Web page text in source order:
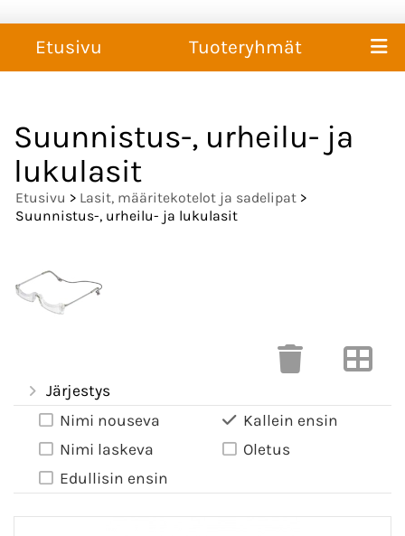
Etusivu Tuoteryhmät
Suunnistus-, urheilu- ja
lukulasit
Etusivu > Lasit, määritekotelot ja sadelipat >
Suunnistus-, urheilu- ja lukulasit
Järjestys
Nimi nouseva
Nimi laskeva
Edullisin ensin
Kallein ensin
Oletus